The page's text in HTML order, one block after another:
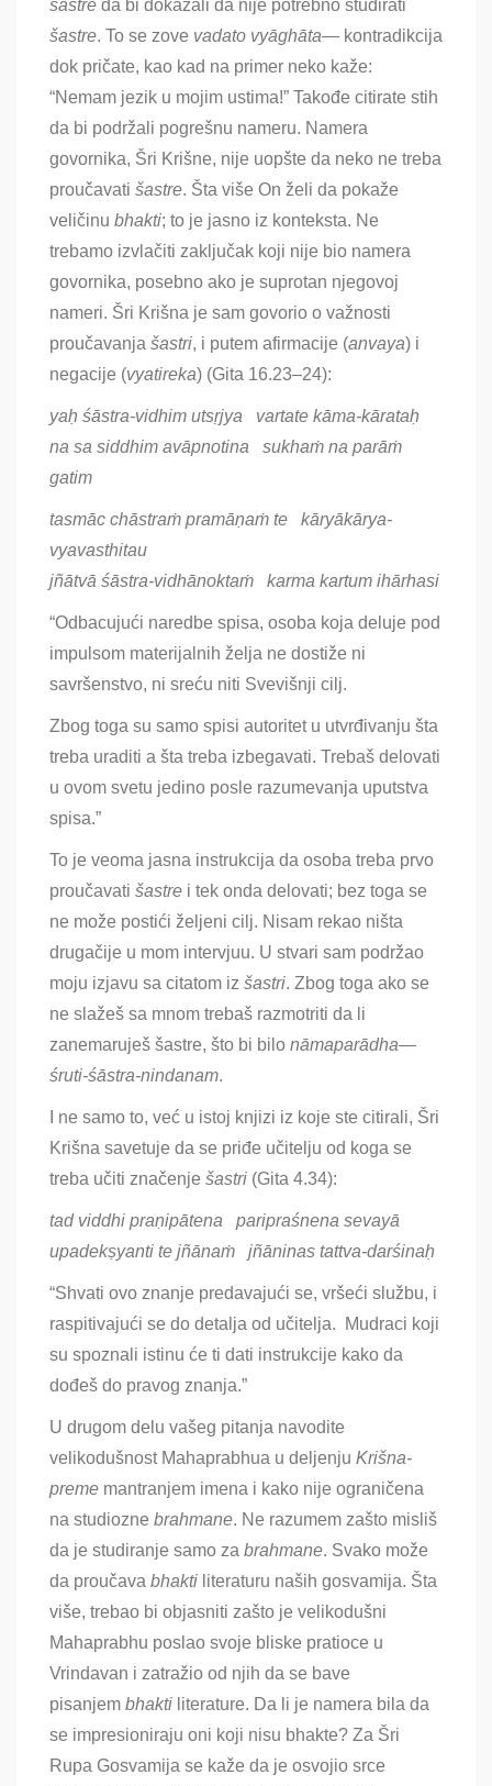
šastre da bi dokazali da nije potrebno studirati
šastre. To se zove vadato vyāghāta— kontradikcija
dok pričate, kao kad na primer neko kaže:
“Nemam jezik u mojim ustima!” Takođe citirate stih
da bi podržali pogrešnu nameru. Namera
govornika, Šri Krišne, nije uopšte da neko ne treba
proučavati šastre. Šta više On želi da pokaže
veličinu bhakti; to je jasno iz konteksta. Ne
trebamo izvlačiti zaključak koji nije bio namera
govornika, posebno ako je suprotan njegovoj
nameri. Šri Krišna je sam govorio o važnosti
proučavanja šastri, i putem afirmacije (anvaya) i
negacije (vyatireka) (Gita 16.23–24):
yaḥ śāstra-vidhim utsṛjya vartate kāma-kārataḥ
na sa siddhim avāpnotina sukhaṁ na parāṁ
gatim
tasmāc chāstraṁ pramāṇaṁ te kāryākārya-
vyavasthitau
jñātvā śāstra-vidhānoktaṁ karma kartum ihārhasi
“Odbacujući naredbe spisa, osoba koja deluje pod
impulsom materijalnih želja ne dostiže ni
savršenstvo, ni sreću niti Svevišnji cilj.
Zbog toga su samo spisi autoritet u utvrđivanju šta
treba uraditi a šta treba izbegavati. Trebaš delovati
u ovom svetu jedino posle razumevanja uputstva
spisa.”
To je veoma jasna instrukcija da osoba treba prvo
proučavati šastre i tek onda delovati; bez toga se
ne može postići željeni cilj. Nisam rekao ništa
drugačije u mom intervjuu. U stvari sam podržao
moju izjavu sa citatom iz šastri. Zbog toga ako se
ne slažeš sa mnom trebaš razmotriti da li
zanemaruješ šastre, što bi bilo nāmaparādha—
śruti-śāstra-nindanam.
I ne samo to, već u istoj knjizi iz koje ste citirali, Šri
Krišna savetuje da se priđe učitelju od koga se
treba učiti značenje šastri (Gita 4.34):
tad viddhi praṇipātena paripraśnena sevayā
upadekṣyanti te jñānaṁ jñāninas tattva-darśinaḥ
“Shvati ovo znanje predavajući se, vršeći službu, i
raspitivajući se do detalja od učitelja. Mudraci koji
su spoznali istinu će ti dati instrukcije kako da
dođeš do pravog znanja.”
U drugom delu vašeg pitanja navodite
velikodušnost Mahaprabhua u deljenju Krišna-
preme mantranjem imena i kako nije ograničena
na studiozne brahmane. Ne razumem zašto misliš
da je studiranje samo za brahmane. Svako može
da proučava bhakti literaturu naših gosvamija. Šta
više, trebao bi objasniti zašto je velikodušni
Mahaprabhu poslao svoje bliske pratioce u
Vrindavan i zatražio od njih da se bave
pisanjem bhakti literature. Da li je namera bila da
se impresioniraju oni koji nisu bhakte? Za Šri
Rupa Gosvamija se kaže da je osvojio srce